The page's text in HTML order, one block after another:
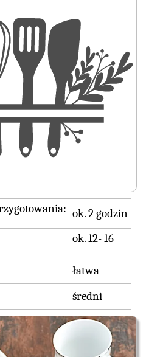
ok. 2 godzin
ok. 12- 16
łatwa
średni